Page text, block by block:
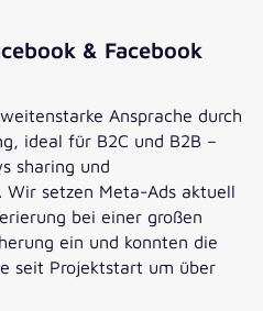
& Facebook
Ansprache durch
ideal für B2C und B2B –
sharing und
Wir setzen Meta-Ads aktuell
bei einer großen
ein und konnten die
seit Projektstart um über